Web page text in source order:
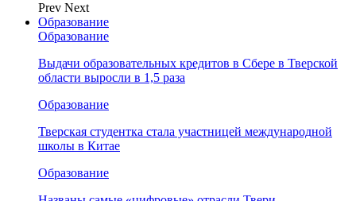
Prev Next
Образование
Образование
Выдачи образовательных кредитов в Сбере в Тверской
области выросли в 1,5 раза
Образование
Тверская студентка стала участницей международной
школы в Китае
Образование